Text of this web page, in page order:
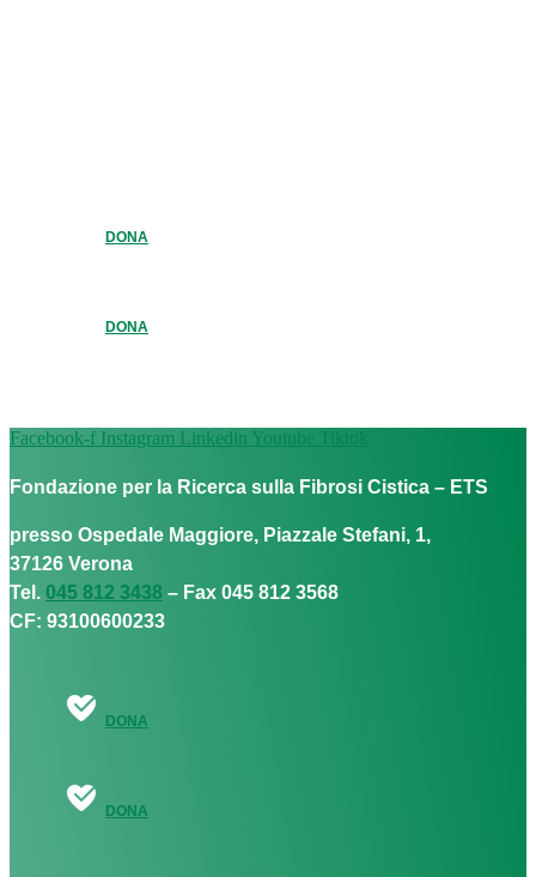
DONA
DONA
Facebook-f Instagram Linkedin Youtube Tiktok
Fondazione per la Ricerca sulla Fibrosi Cistica – ETS
presso Ospedale Maggiore, Piazzale Stefani, 1,
37126 Verona
Tel. 045 812 3438 – Fax 045 812 3568
CF: 93100600233
DONA
DONA